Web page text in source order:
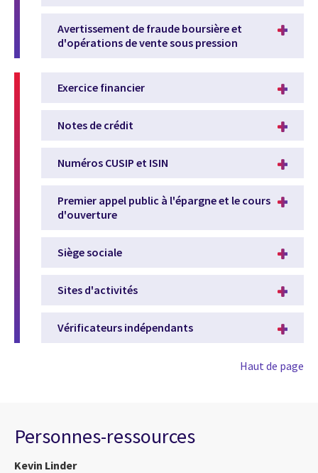
Avertissement de fraude boursière et
d'opérations de vente sous pression
Exercice financier
Notes de crédit
Numéros CUSIP et ISIN
Premier appel public à l'épargne et le cours
d'ouverture
Siège sociale
Sites d'activités
Vérificateurs indépendants
Haut de page
Personnes-ressources
Kevin Linder